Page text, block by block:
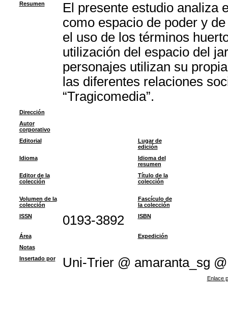
Resumen
El presente estudio analiza
como espacio de poder y
el uso de los términos
utilización del espacio del
personajes utilizan su
las diferentes relaciones
“Tragicomedia”.
Dirección
Autor
corporativo
Editorial
Lugar de
edición
Idioma
Idioma del
resumen
Editor de la
colección
Título de la
colección
Volumen de la
colección
Fascículo de
la colección
ISSN
0193-3892 ISBN
Área
Expedición
Notas
Insertado por
Uni-Trier @ amaranta_sg @
Enlace